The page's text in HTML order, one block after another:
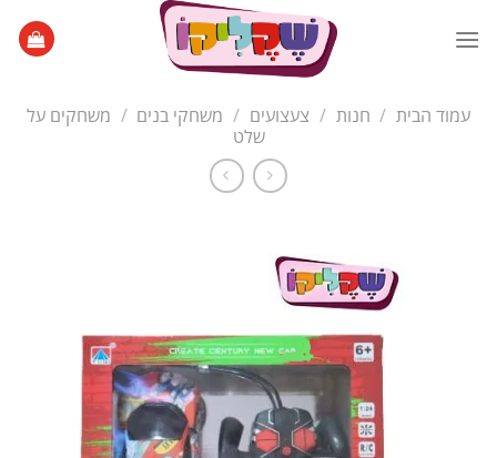
עמוד הבית / חנות / צעצועים / משחקי בנים / משחקים על
שלט